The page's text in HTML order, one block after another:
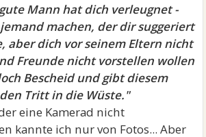
Mann hat dich verleugnet -
machen, der dir suggeriert
aber dich vor seinem Eltern nicht
Freunde nicht vorstellen wollen
Bescheid und gibt diesem
Tritt in die Wüste."
eine Kamerad nicht
kannte ich nur von Fotos... Aber